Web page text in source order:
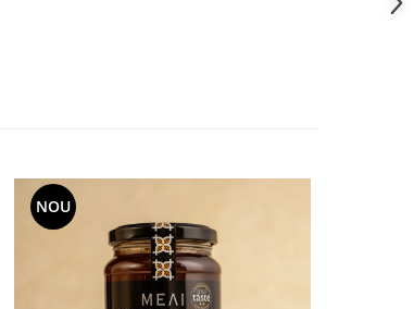
NOU